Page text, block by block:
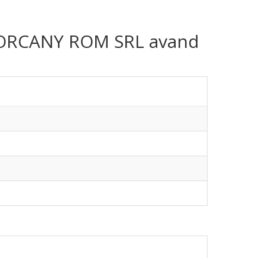
ROM SRL avand